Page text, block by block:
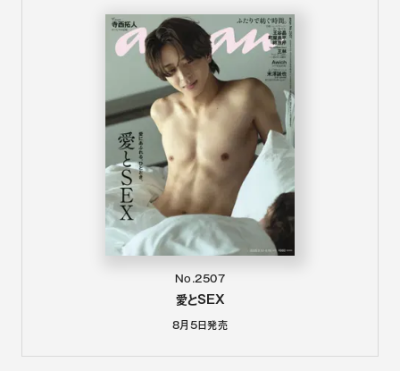
No.2507
愛とSEX
8月5日発売